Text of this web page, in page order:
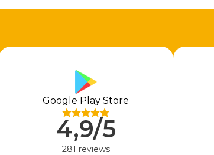
Google Play Store
4,9/5
281 reviews